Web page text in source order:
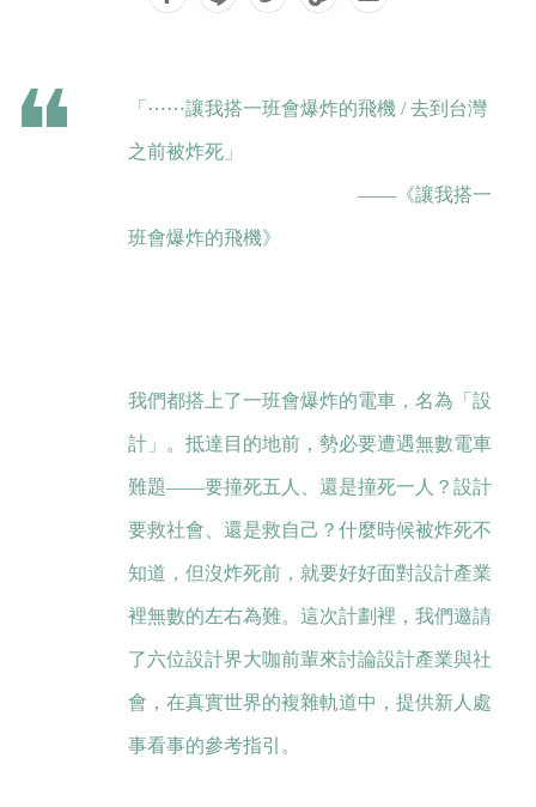
「⋯⋯讓我搭一班會爆炸的飛機 / 去到台灣
之前被炸死」
——《讓我搭一
班會爆炸的飛機》
我們都搭上了一班會爆炸的電車，名為「設
計」。抵達目的地前，勢必要遭遇無數電車
難題——要撞死五人、還是撞死一人？設計
要救社會、還是救自己？什麼時候被炸死不
知道，但沒炸死前，就要好好面對設計產業
裡無數的左右為難。這次計劃裡，我們邀請
了六位設計界大咖前輩來討論設計產業與社
會，在真實世界的複雜軌道中，提供新人處
事看事的參考指引。